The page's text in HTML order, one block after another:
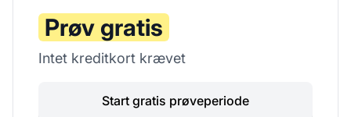
Prøv gratis
Intet kreditkort krævet
Start gratis prøveperiode